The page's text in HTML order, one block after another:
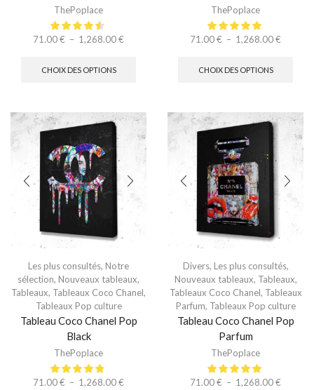
ThePoplace
71.00€ – 1,268.00€
CHOIX DES OPTIONS
ThePoplace
71.00€ – 1,268.00€
CHOIX DES OPTIONS
Les plus consultés, Notre
sélection, Nouveaux tableaux,
Tableaux, Tableaux Coco Chanel,
Tableaux Pop culture
Tableau Coco Chanel Pop
Black
ThePoplace
71.00€ – 1,268.00€
Divers, Les plus consultés,
Nouveaux tableaux, Tableaux,
Tableaux Coco Chanel, Tableaux
Parfum, Tableaux Pop culture
Tableau Coco Chanel Pop
Parfum
ThePoplace
71.00€ – 1,268.00€